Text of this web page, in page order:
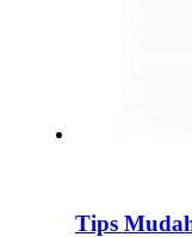
Tips